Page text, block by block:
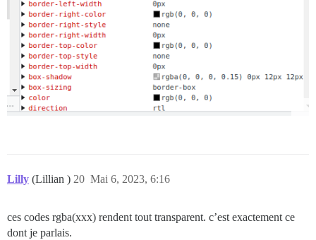
Lilly (Lillian ) Mai 6, 2023, 6:16
20
ces codes rgba(xxx) rendent tout transparent. c’est exactement ce
dont je parlais.